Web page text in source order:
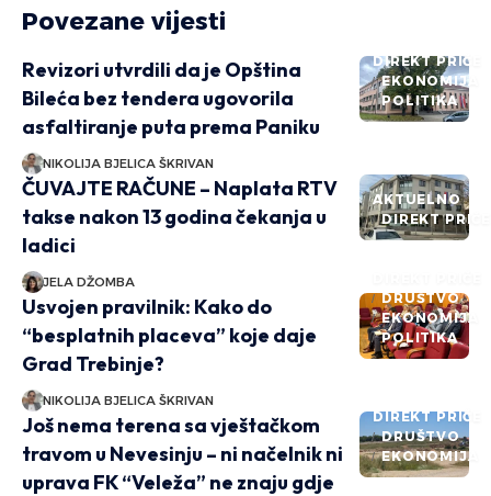
Povezane vijesti
DIREKT PRIČE
EKONOMIJA
POLITIKA
Revizori utvrdili da je Opština
Bileća bez tendera ugovorila
asfaltiranje puta prema Paniku
NIKOLIJA BJELICA ŠKRIVAN
AKTUELNO
DIREKT PRIČE
ČUVAJTE RAČUNE – Naplata RTV
takse nakon 13 godina čekanja u
ladici
JELA DŽOMBA
DRUŠTVO
EKONOMIJA
POLITIKA
Usvojen pravilnik: Kako do
“besplatnih placeva” koje daje
Grad Trebinje?
NIKOLIJA BJELICA ŠKRIVAN
DIREKT PRIČE
DRUŠTVO
EKONOMIJA
Još nema terena sa vještačkom
travom u Nevesinju – ni načelnik ni
uprava FK “Veleža” ne znaju gdje